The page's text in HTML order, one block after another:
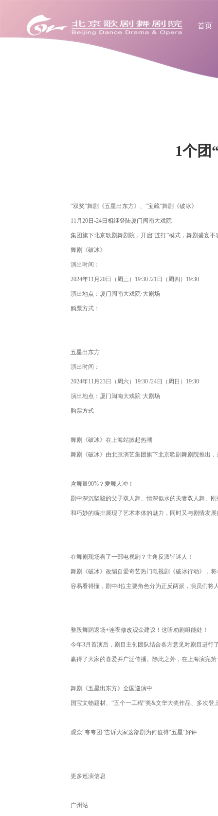
首页
1个团
“双奖”舞剧《五星出东方》、“宝藏”舞剧《破冰》
11月20日-24日相继登陆厦门闽南大戏院
集团旗下北京歌剧舞剧院，开启“连打”模式，舞剧盛宴不
舞剧《破冰》
演出时间：
2024年11月20日（周三）19:30 /21日（周四）19:30
演出地点：厦门闽南大戏院·大剧场
购票方式：
五星出东方
演出时间：
2024年11月23日（周六）19:30 /24日（周日）19:30
演出地点：厦门闽南大戏院·大剧场
购票方式
舞剧《破冰》在上海站掀起热潮
舞剧《破冰》由北京演艺集团旗下北京歌剧舞剧院推出
含舞量90%？爱舞人冲！
剧中深沉坚毅的父子双人舞、情深似水的夫妻双人舞、
和巧妙的编排展现了艺术本体的魅力，同时又与剧情发
在舞剧现场看了一部电视剧？主角反派皆迷人！
舞剧《破冰》改编自爱奇艺热门电视剧《破冰行动》，
容易看得懂，剧中8位主要角色分为正反两派，演员们
整段舞蹈返场+连夜修改观众建议！这听劝剧组能处！
今年3月首演后，剧目主创团队结合各方意见对剧目进
赢得了大家的喜爱并广泛传播。除此之外，在上海演完
舞剧《五星出东方》全国巡演中
国宝文物题材、“五个一工程”奖&文华大奖作品、多次登
观众“夸夸团”告诉大家这部剧为何值得“五星”好评
更多巡演信息
广州站